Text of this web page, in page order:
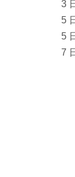
3
5
5
7